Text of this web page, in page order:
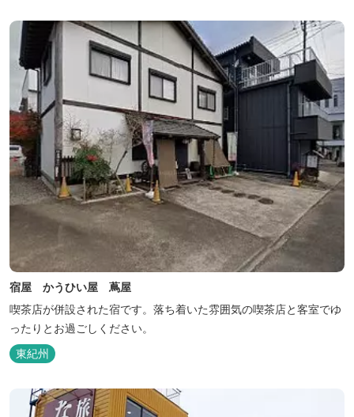
宿屋 かうひい屋 蔦屋
喫茶店が併設された宿です。落ち着いた雰囲気の喫茶店と客室でゆ
ったりとお過ごしください。
東紀州